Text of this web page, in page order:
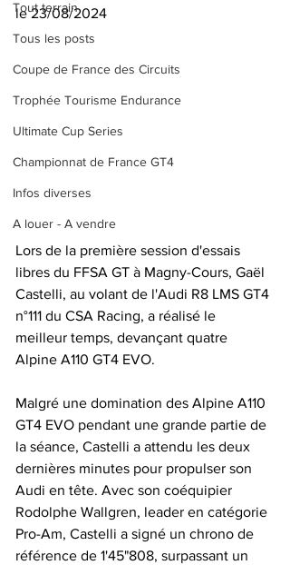
Tout terrain
Tous les posts
Coupe de France des Circuits
Trophée Tourisme Endurance
Ultimate Cup Series
Championnat de France GT4
Infos diverses
A louer - A vendre
le 23/08/2024
Lors de la première session d'essais
libres du FFSA GT à Magny-Cours, Gaël
Castelli, au volant de l'Audi R8 LMS GT4
n°111 du CSA Racing, a réalisé le
meilleur temps, devançant quatre
Alpine A110 GT4 EVO.
Malgré une domination des Alpine A110
GT4 EVO pendant une grande partie de
la séance, Castelli a attendu les deux
dernières minutes pour propulser son
Audi en tête. Avec son coéquipier
Rodolphe Wallgren, leader en catégorie
Pro-Am, Castelli a signé un chrono de
référence de 1'45"808, surpassant un